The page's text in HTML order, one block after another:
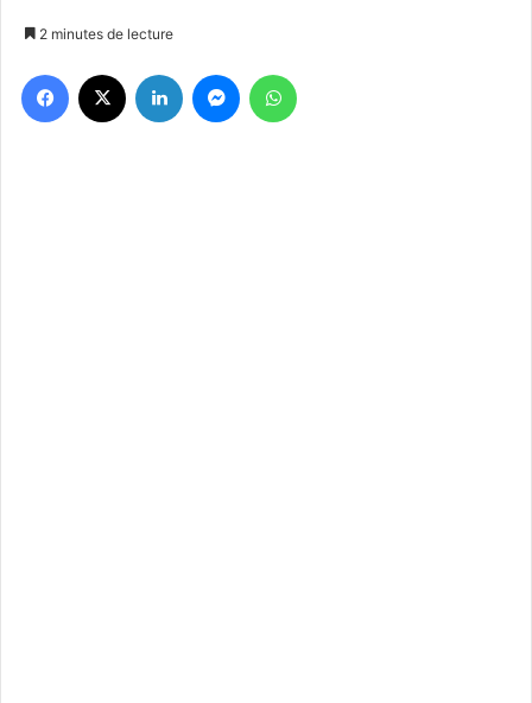
2 minutes de lecture